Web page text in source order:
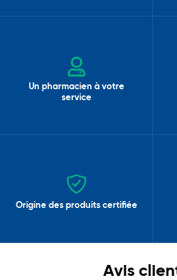
Un pharmacien à votre
service
Origine des produits certifiée
Avis